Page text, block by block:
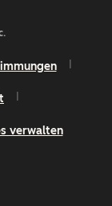
verwalten